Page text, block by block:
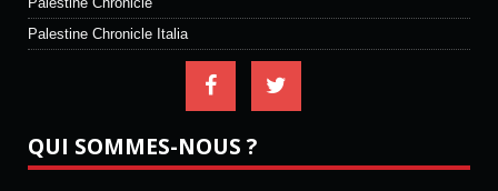
Palestine Chronicle Italia
QUI SOMMES-NOUS ?